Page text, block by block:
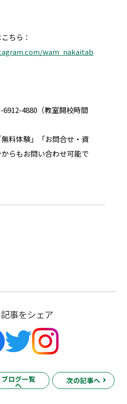
ちら：
wam_nakaitab
4880（教室開校時間
料体験」「お問合せ・資
らもお問い合わせ可能で
事をシェア
ブログ一覧
へ
次の記事へ